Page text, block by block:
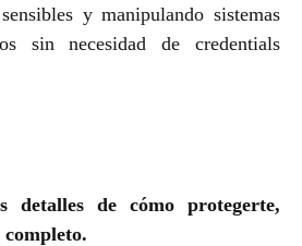
y manipulando sistemas
sin necesidad de credentials
detalles de cómo protegerte,